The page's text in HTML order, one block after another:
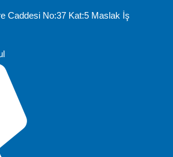
Caddesi No:37 Kat:5 Maslak İş